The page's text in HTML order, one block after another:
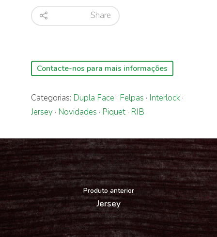
Share
Contacte-nos para mais informações
Categorias: Dupla Face · Felpas · Interlock ·
Jersey · Novidades · Piquet · RIB
Produto anterior
Jersey